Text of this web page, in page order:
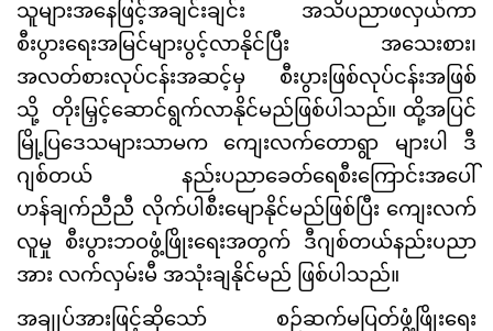
သူများအနေဖြင့်အချင်းချင်း အသိပညာဖလှယ်ကာ
စီးပွားရေးအမြင်များပွင့်လာနိုင်ပြီး အသေးစား၊
အလတ်စားလုပ်ငန်းအဆင့်မှ စီးပွားဖြစ်လုပ်ငန်းအဖြစ်
သို့ တိုးမြှင့်ဆောင်ရွက်လာနိုင်မည်ဖြစ်ပါသည်။ ထို့အပြင်
မြို့ပြဒေသများသာမက ကျေးလက်တောရွာ များပါ ဒီ
ဂျစ်တယ် နည်းပညာခေတ်ရေစီးကြောင်းအပေါ်
ဟန်ချက်ညီညီ လိုက်ပါစီးမျောနိုင်မည်ဖြစ်ပြီး ကျေးလက်
လူမှု စီးပွားဘဝဖွံ့ဖြိုးရေးအတွက် ဒီဂျစ်တယ်နည်းပညာ
အား လက်လှမ်းမီ အသုံးချနိုင်မည် ဖြစ်ပါသည်။
အချုပ်အားဖြင့်ဆိုသော် စဉ်ဆက်မပြတ်ဖွံ့ဖြိုးရေး